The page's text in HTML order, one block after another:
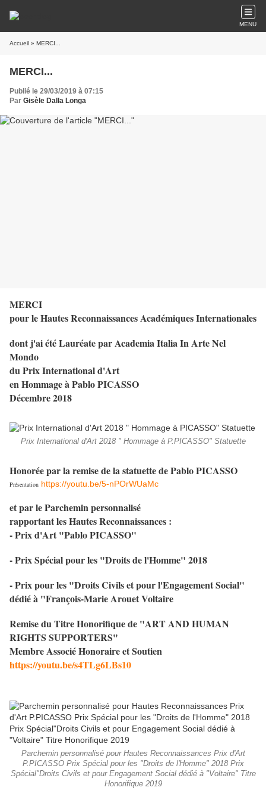
MENU
Accueil » MERCI...
MERCI...
Publié le 29/03/2019 à 07:15
Par Gisèle Dalla Longa
MERCI
pour le Hautes Reconnaissances Académiques Internationales
dont j'ai été Lauréate par Academia Italia In Arte Nel
Mondo
du Prix International d'Art
en Hommage à Pablo PICASSO
Décembre 2018
Prix International d'Art 2018 " Hommage à P.PICASSO" Statuette
Honorée par la remise de la statuette de Pablo PICASSO
Présentation https://youtu.be/5-nPOrWUaMc
et par le Parchemin personnalisé
rapportant les Hautes Reconnaissances :
- Prix d'Art "Pablo PICASSO"
- Prix Spécial pour les "Droits de l'Homme" 2018
- Prix pour les "Droits Civils et pour l'Engagement Social"
dédié à "François-Marie Arouet Voltaire
Remise du Titre Honorifique de "ART AND HUMAN
RIGHTS SUPPORTERS"
Membre Associé Honoraire et Soutien
https://youtu.be/s4TLg6LBs10
Parchemin personnalisé pour Hautes Reconnaissances Prix d'Art
P.PICASSO Prix Spécial pour les "Droits de l'Homme" 2018 Prix
Spécial"Droits Civils et pour Engagement Social dédié à "Voltaire" Titre
Honorifique 2019